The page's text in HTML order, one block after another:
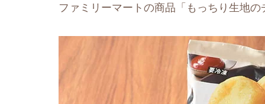
ファミリーマートの商品「もっちり生地